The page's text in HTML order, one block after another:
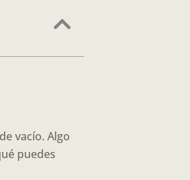
vacío. Algo
puedes